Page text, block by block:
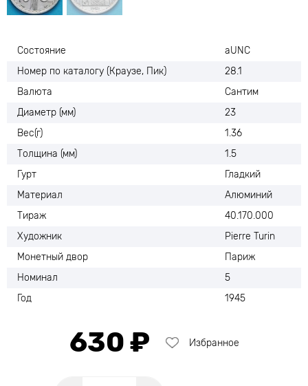
Состояние
aUNC
Номер по каталогу (Краузе, Пик)
28.1
Валюта
Сантим
Диаметр (мм)
23
Вес(г)
1.36
Толщина (мм)
1.5
Гурт
Гладкий
Материал
Алюминий
Тираж
40.170.000
Художник
Pierre Turin
Монетный двор
Париж
Номинал
5
Год
1945
630 ₽ Избранное